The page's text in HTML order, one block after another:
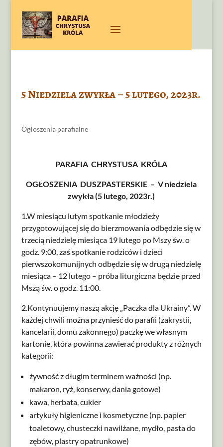
5 Niedziela zwykła – 5 lutego, 2023r.
Ogłoszenia parafialne
PARAFIA CHRYSTUSA KRÓLA
OGŁOSZENIA DUSZPASTERSKIE – V niedziela
zwykła (5 lutego, 2023r.)
1.W miesiącu lutym spotkanie młodzieży
przygotowującej się do bierzmowania odbędzie się w
trzecią niedzielę miesiąca 19 lutego po Mszy św. o
godz. 9:00, zaś spotkanie rodziców i dzieci
pierwszokomunijnych odbędzie się w drugą niedzielę
miesiąca – 12 lutego – próba liturgiczna będzie przed
Mszą św. o godz. 11:00.
2.Kontynuujemy naszą akcję „Paczka dla Ukrainy”. W
każdej chwili można przynieść do parafii (zakrystii,
kancelarii, domu zakonnego) paczkę we własnym
kartonie, która powinna zawierać produkty z różnych
kategorii:
żywność z długim terminem ważności (np.
makaron, ryż, konserwy, dania gotowe)
kawa, herbata, cukier
artykuły higieniczne i kosmetyczne (np. papier
toaletowy, chusteczki nawilżane, mydło, pasta do
zębów, plastry opatrunkowe)